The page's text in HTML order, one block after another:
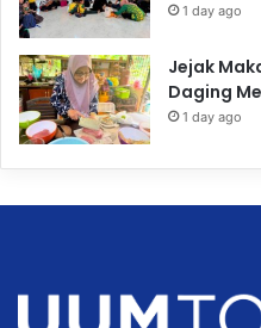
1 day ago
Jejak
Daging
1 day ago